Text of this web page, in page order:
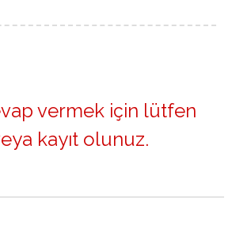
vermek için lütfen
kayıt olunuz.